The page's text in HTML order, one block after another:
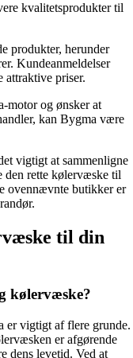
kvalitetsprodukter til
produkter, herunder
Kundeanmeldelser
attraktive priser.
motor og ønsker at
kan Bygma være
vigtigt at sammenligne
rette kølervæske til
ovennævnte butikker er
til din
kølervæske?
vigtigt af flere grunde.
er afgørende
dens levetid. Ved at